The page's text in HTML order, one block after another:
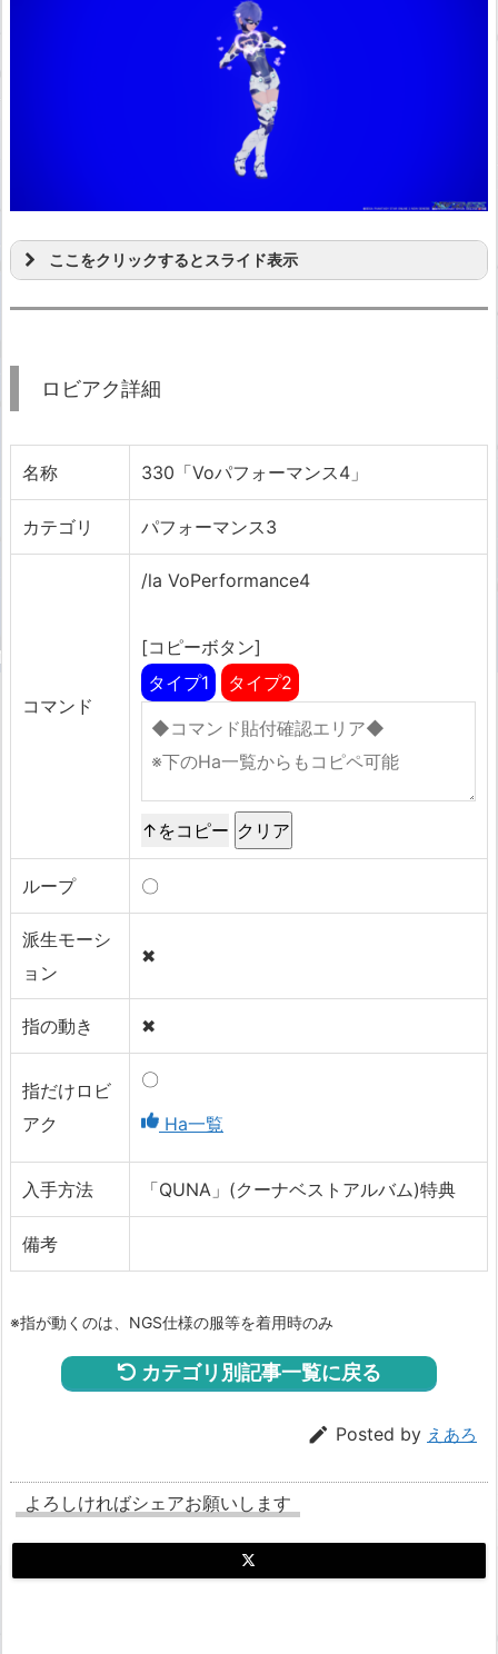
ここをクリックするとスライド表示
ロビアク詳細
名称 330「Voパフォーマンス4」
カテゴリ パフォーマンス3
コマンド
/la VoPerformance4
[コピーボタン]
タイプ1
タイプ2
↑をコピー
ループ 〇
派生モーシ
ョン
✖
指の動き ✖
指だけロビ
アク
〇
Ha一覧
入手方法 「QUNA」(クーナベストアルバム)特典
備考
※指が動くのは、NGS仕様の服等を着用時のみ
カテゴリ別記事一覧に戻る
 Posted by えあろ
よろしければシェアお願いします